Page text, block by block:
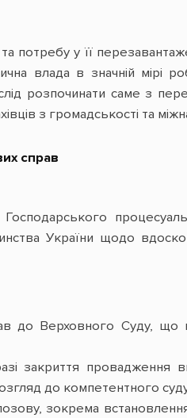
у її
влада в значній мірі
розпочинати саме з
з громадськості та
справ
України щодо
до Верховного Суду,
закриття
до компетентного суду
зокрема